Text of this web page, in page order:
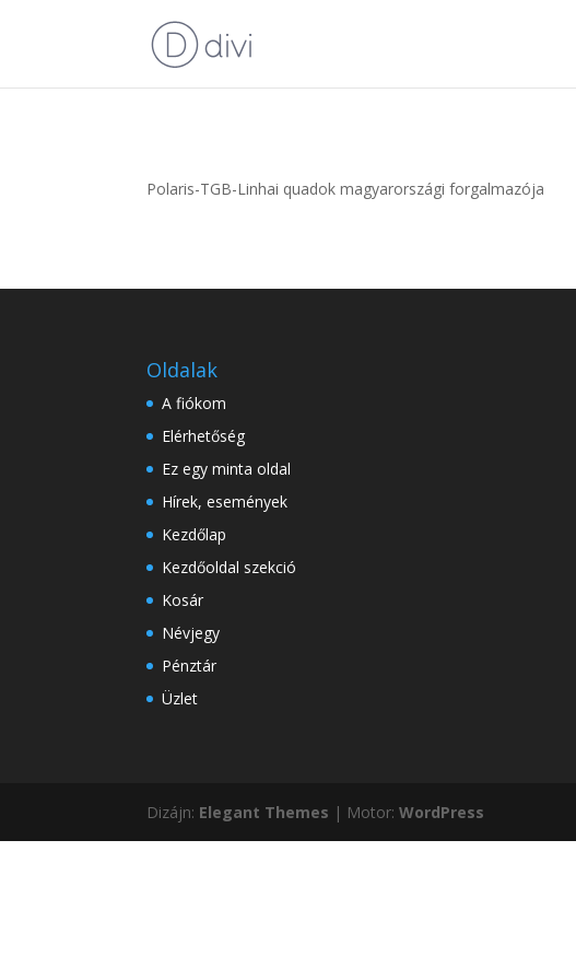
Polaris-TGB-Linhai quadok magyarországi forgalmazója
Oldalak
A fiókom
Elérhetőség
Ez egy minta oldal
Hírek, események
Kezdőlap
Kezdőoldal szekció
Kosár
Névjegy
Pénztár
Üzlet
Dizájn: Elegant Themes | Motor:WordPress